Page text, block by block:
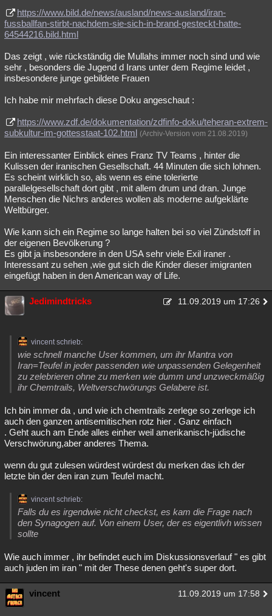
https://www.bild.de/news/ausland/news-ausland/iran-
fussballfan-stirbt-nachdem-sie-sich-in-brand-gesteckt-hatte-
64544216.bild.html
Das zeigt , wie rückständig die Mullahs immer noch sind und wie
sehr , besonders die Jugend d Irans unter dem Regime leidet ,
insbesondere junge gebildete Frauen
Ich habe mir mehrfach diese Doku angeschaut :
https://www.zdf.de/dokumentation/zdfinfo-doku/teheran-extrem-
subkultur-im-gottesstaat-102.html (Archiv-Version vom 21.08.2019)
Ein interessanter Einblick eines Franz TV Teams , hinter die
Kulissen der iranischen Gesellschaft. 44 Minuten die sich lohnen.
Es scheint wirklich so, als wenn es eine tolerierte
parallelgesellschaft dort gibt , mit allem drum und dran. Junge
Menschen die Nichrs anderes wollen als moderne aufgeklärte
Weltbürger.
Wie kann sich ein Regime so lange halten bei so viel Zündstoff in
der eigenen Bevölkerung ?
Es gibt ja insbesondere in den USA sehr viele Exil iraner .
Interessant zu sehen ,wie gut sich die Kinder dieser imigranten
eingefügt haben in den American way of Life.
Jedimindtricks 11.09.2019 um 17:26
vincent schrieb:
wie schnell manche User kommen, um ihr Mantra von
Iran=Teufel in jeder passenden wie unpassenden Gelegenheit
zu zelebrieren ohne zu merken wie dumm und unzweckmäßig
ihr Chemtrails, Weltverschwörungs Gelabere ist.
Ich bin immer da , und wie ich chemtrails zerlege so zerlege ich
auch den ganzen antisemitischen rotz hier . Ganz einfach
. Geht auch am Ende alles einher weil amerikanisch-jüdische
Verschwörung,aber anderes Thema.
wenn du gut zulesen würdest würdest du merken das ich der
letzte bin der den iran zum Teufel macht.
vincent schrieb:
Falls du es irgendwie nicht checkst, es kam die Frage nach
den Synagogen auf. Von einem User, der es eigentlivh wissen
sollte
Wie auch immer , ihr befindet euch im Diskussionsverlauf " es gibt
auch juden im iran " mit der These denen geht's super dort.
vincent 11.09.2019 um 17:58